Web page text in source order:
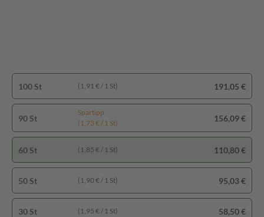
100 St (1,91 € / 1 St) 191,05 €
90 St
Spartipp
(1,73 € / 1 St)
156,09 €
60 St (1,85 € / 1 St) 110,80 €
50 St (1,90 € / 1 St) 95,03 €
30 St (1,95 € / 1 St) 58,50 €